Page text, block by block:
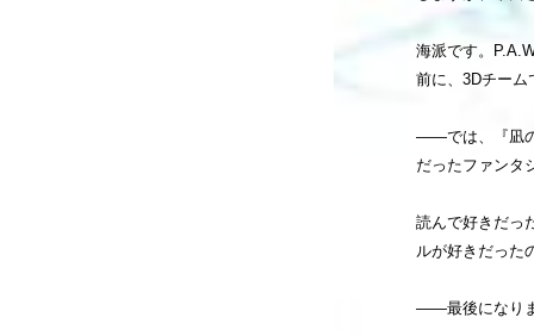
海派です。
前に、3Dチーム
――では、『凪の
だったファンタ
読んで好きだっ
ルが好きだった
――最後になりま